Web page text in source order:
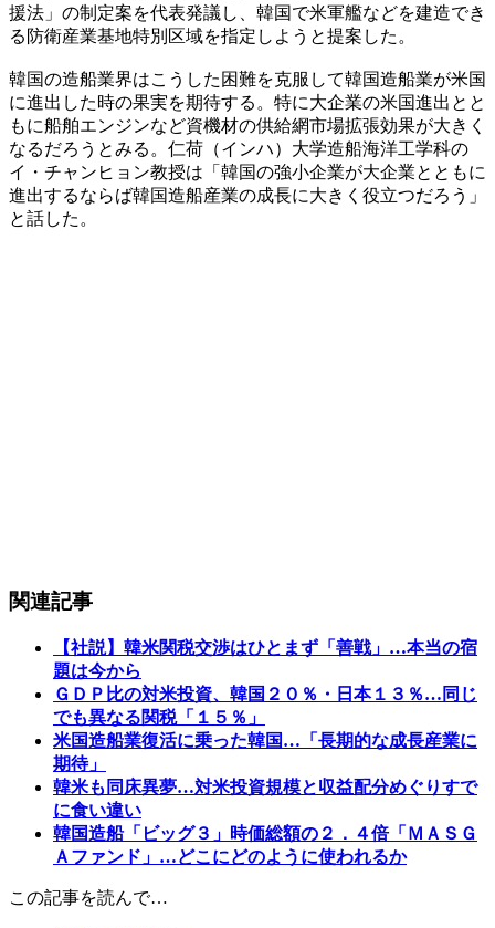
援法」の制定案を代表発議し、韓国で米軍艦などを建造でき
る防衛産業基地特別区域を指定しようと提案した。
韓国の造船業界はこうした困難を克服して韓国造船業が米国
に進出した時の果実を期待する。特に大企業の米国進出とと
もに船舶エンジンなど資機材の供給網市場拡張効果が大きく
なるだろうとみる。仁荷（インハ）大学造船海洋工学科の
イ・チャンヒョン教授は「韓国の強小企業が大企業とともに
進出するならば韓国造船産業の成長に大きく役立つだろう」
と話した。
関連記事
【社説】韓米関税交渉はひとまず「善戦」…本当の宿
題は今から
ＧＤＰ比の対米投資、韓国２０％・日本１３％…同じ
でも異なる関税「１５％」
米国造船業復活に乗った韓国…「長期的な成長産業に
期待」
韓米も同床異夢…対米投資規模と収益配分めぐりすで
に食い違い
韓国造船「ビッグ３」時価総額の２．４倍「ＭＡＳＧ
Ａファンド」…どこにどのように使われるか
この記事を読んで…